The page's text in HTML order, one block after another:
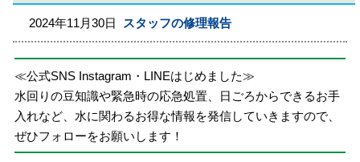
2024年11月30日 スタッフの修理報告
≪公式SNS Instagram・LINEはじめました≫
水回りの豆知識や緊急時の応急処置、日ごろからできるお手
入れなど、水に関わるお得な情報を発信していきますので、
ぜひフォローをお願いします！